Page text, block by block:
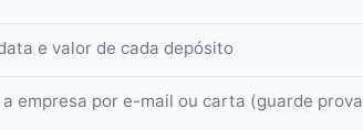
e valor de cada depósito
empresa por e-mail ou carta (guarde prova